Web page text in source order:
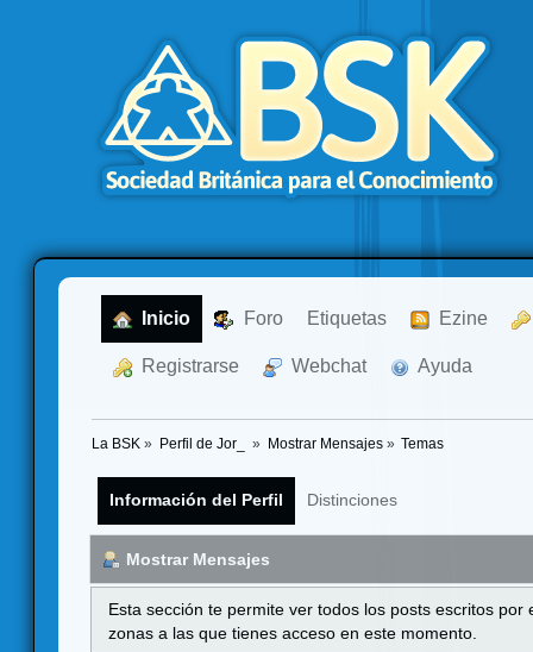
Inicio Foro Etiquetas Ezine
Registrarse Webchat Ayuda
La BSK » Perfil de Jor_ » Mostrar Mensajes» Temas
Información del Perfil Distinciones
Mostrar Mensajes
Esta sección te permite ver todos los posts escritos
zonas a las que tienes acceso en este momento.